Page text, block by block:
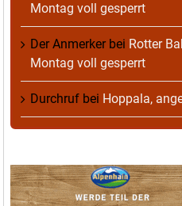
Montag voll gesperrt
Der Anmerkerbei Rotter
Montag voll gesperrt
Durchruf bei Hoppala,